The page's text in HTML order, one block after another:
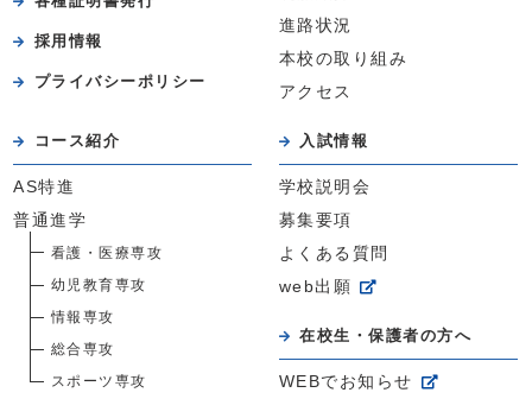
採用情報
プライバシーポリシー
進路状況
本校の取り組み
アクセス
コース紹介
AS特進
普通進学
看護・医療専攻
幼児教育専攻
情報専攻
総合専攻
スポーツ専攻
入試情報
学校説明会
募集要項
よくある質問
web出願
在校生・保護者の方へ
WEBでお知らせ